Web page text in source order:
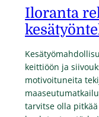
Iloranta
keittiöön ja
motivoituneita
tarvitse olla